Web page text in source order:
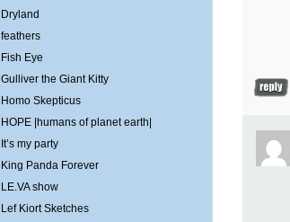
Dryland
feathers
Fish Eye
Gulliver the Giant Kitty
Homo Skepticus
HOPE |humans of planet earth|
It’s my party
King Panda Forever
LE.VA show
Lef Kiort Sketches